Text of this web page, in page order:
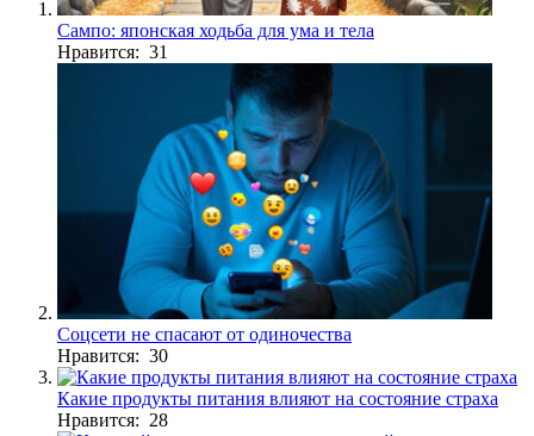
Сампо: японская ходьба для ума и тела
Нравится: 31
Соцсети не спасают от одиночества
Нравится: 30
Какие продукты питания влияют на состояние страха
Нравится: 28